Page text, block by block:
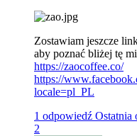
Zostawiam jeszcze
aby poznać bliżej tę
https://zaocoffee.co/
https://
locale=pl_PL
1 odpowiedź Ostatnia
2